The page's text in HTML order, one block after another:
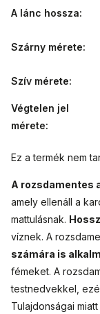
A lánc hossza:
Szárny mérete:
Szív mérete:
Végtelen jel
mérete:
Ez a termék nem
A rozsdamentes
amely ellenáll a
mattulásnak.
víznek. A
számára is
fémeket. A
testnedvekkel,
Tulajdonságai